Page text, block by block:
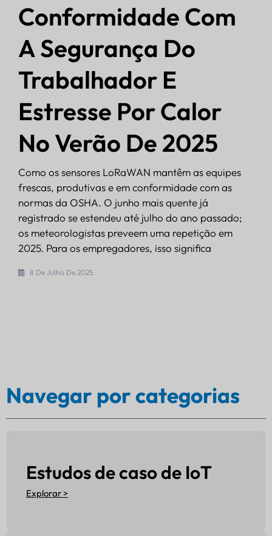
Conformidade Com
A Segurança Do
Trabalhador E
Estresse Por Calor
No Verão De 2025
Como os sensores LoRaWAN mantêm as equipes
frescas, produtivas e em conformidade com as
normas da OSHA. O junho mais quente já
registrado se estendeu até julho do ano passado;
os meteorologistas preveem uma repetição em
2025. Para os empregadores, isso significa
8 De Julho De 2025
Navegar por categorias
Estudos de caso de IoT
Explorar >